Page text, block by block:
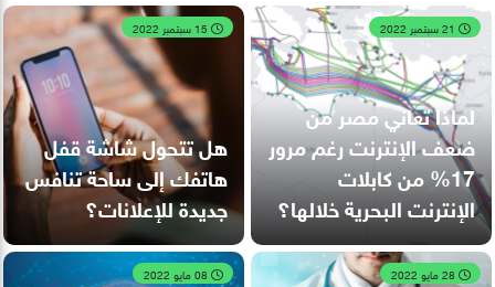
لماذا تعاني مصر من
ضعف الإنترنت رغم مرور
17% من كابلات
الإنترنت البحرية خلالها؟
هل تتحول شاشة قفل
هاتفك إلى ساحة تنافس
جديدة للإعلانات؟